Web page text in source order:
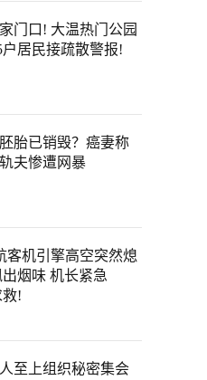
门口! 大温热门公园
户居民接疏散警报!
胚胎已销毁？癌妻称
夫惨遭网暴
客机引擎高空突然熄
烟味 机长紧急
救!
至上组织秘密集会